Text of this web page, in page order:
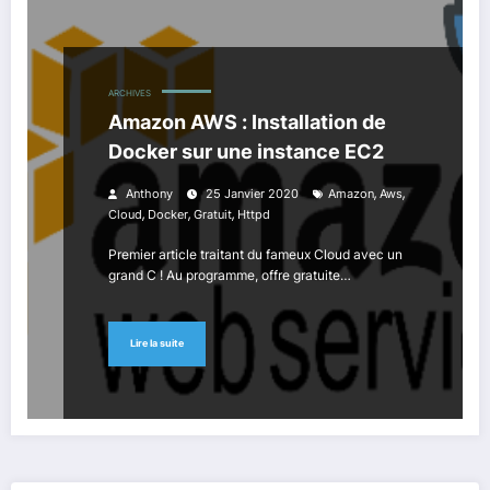
ARCHIVES
Amazon AWS : Installation de
Docker sur une instance EC2
Anthony 25 Janvier 2020 Amazon, Aws,
Cloud, Docker, Gratuit, Httpd
Premier article traitant du fameux Cloud avec un
grand C ! Au programme, offre gratuite…
Lire la suite